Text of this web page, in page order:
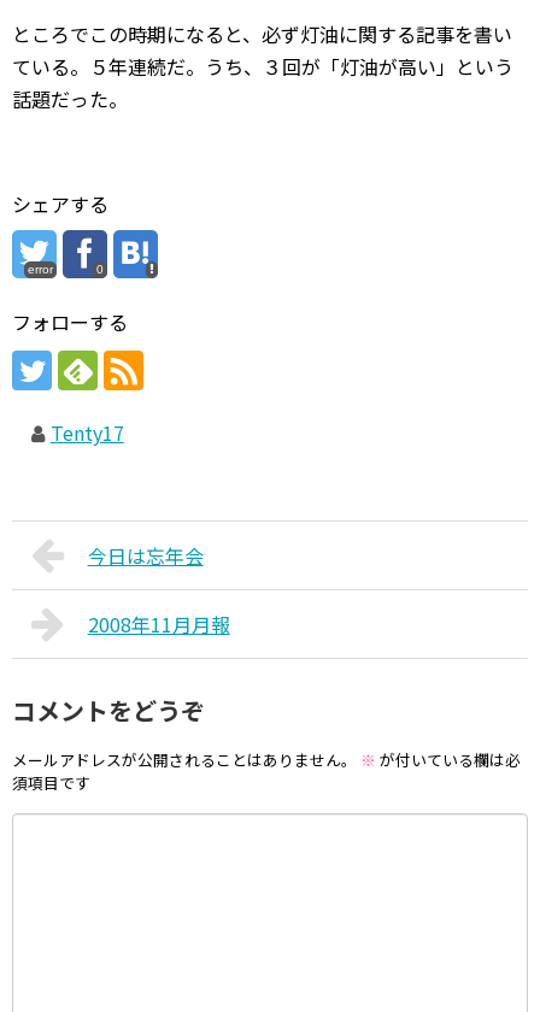
ところでこの時期になると、必ず灯油に関する記事を書い
ている。５年連続だ。うち、３回が「灯油が高い」という
話題だった。
シェアする
error 0
フォローする
Tenty17
今日は忘年会
2008年11月月報
コメントをどうぞ
メールアドレスが公開されることはありません。 ※ が付いている欄は必
須項目です